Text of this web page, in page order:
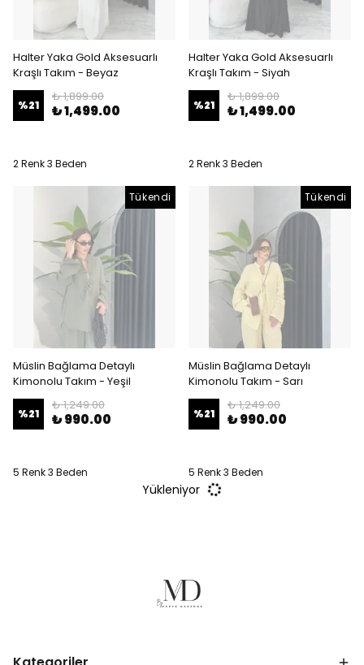
Halter Yaka Gold Aksesuarlı
Kraşlı Takım - Beyaz
%21
₺ 1,899.00
₺ 1,499.00
2 Renk 3 Beden
Halter Yaka Gold Aksesuarlı
Kraşlı Takım - Siyah
%21
₺ 1,899.00
₺ 1,499.00
2 Renk 3 Beden
Tükendi
Müslin Bağlama Detaylı
Kimonolu Takım - Yeşil
%21
₺ 1,249.00
₺ 990.00
5 Renk 3 Beden
Tükendi
Müslin Bağlama Detaylı
Kimonolu Takım - Sarı
%21
₺ 1,249.00
₺ 990.00
5 Renk 3 Beden
Yükleniyor